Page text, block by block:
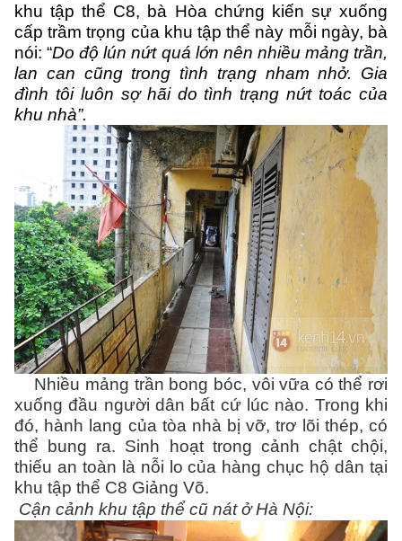
khu tập thể C8, bà Hòa chứng kiến sự xuống
cấp trầm trọng của khu tập thể này mỗi ngày, bà
nói: “Do độ lún nứt quá lớn nên nhiều mảng trần,
lan can cũng trong tình trạng nham nhở. Gia
đình tôi luôn sợ hãi do tình trạng nứt toác của
khu nhà”.
Nhiều mảng trần bong bóc, vôi vữa có thể rơi
xuống đầu người dân bất cứ lúc nào. Trong khi
đó, hành lang của tòa nhà bị vỡ, trơ lõi thép, có
thể bung ra. Sinh hoạt trong cảnh chật chội,
thiếu an toàn là nỗi lo của hàng chục hộ dân tại
khu tập thể C8 Giảng Võ.
Cận cảnh khu tập thể cũ nát ở Hà Nội: